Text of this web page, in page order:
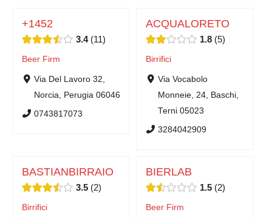
+1452
3.4 11
Beer Firm
Via Del Lavoro 32,
Norcia, Perugia 06046
0743817073
ACQUALORETO
1.8 5
Birrifici
Via Vocabolo
Monneie, 24, Baschi,
Terni 05023
3284042909
BASTIANBIRRAIO
3.5 2
Birrifici
BIERLAB
1.5 2
Beer Firm